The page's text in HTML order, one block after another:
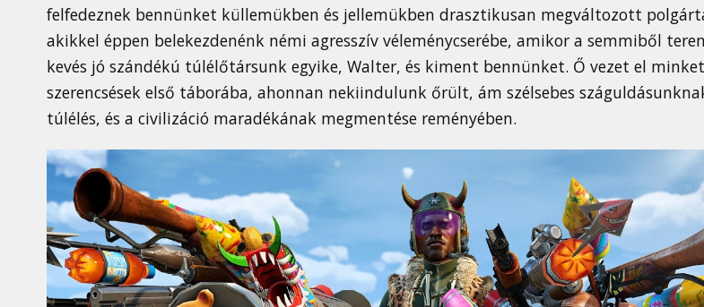
felfedeznek bennünket küllemükben és jellemükben drasztikusan megváltozott
akikkel éppen belekezdenénk némi agresszív véleménycserébe, amikor a semmiből
kevés jó szándékú túlélőtársunk egyike, Walter, és kiment bennünket. Ő vezet el
szerencsések első táborába, ahonnan nekiindulunk őrült, ám szélsebes
túlélés, és a civilizáció maradékának megmentése reményében.